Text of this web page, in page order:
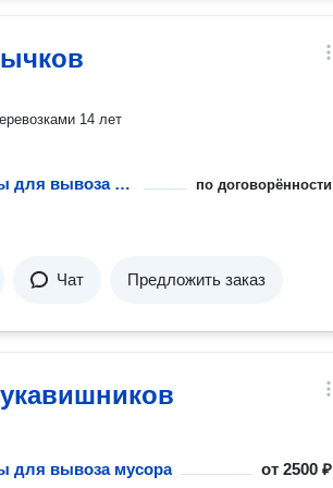
14 лет
Подача машины для вывоза мусора по договорённости
Чат Предложить заказ
для вывоза мусора от2500 ₽